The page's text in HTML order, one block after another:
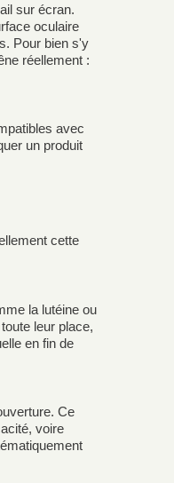
sur écran.
oculaire
Pour bien s'y
réellement :
avec
un produit
cette
la lutéine ou
leur place,
en fin de
Ce
voire